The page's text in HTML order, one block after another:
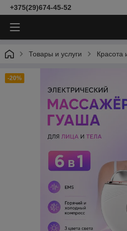
+375(29)674-45-52
Товары и услуги Красота
-20%